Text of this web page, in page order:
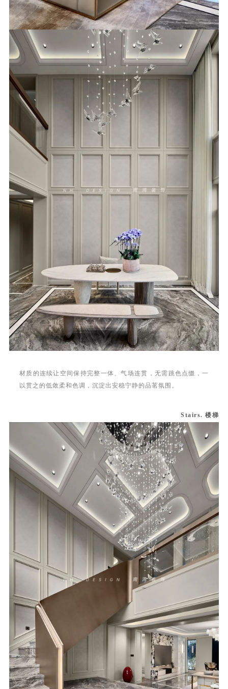
材质的连续让空间保持完整一体、气场连贯，无需跳色点缀，一
以贯之的低敛柔和色调，沉淀出安稳宁静的品茗氛围。
Stairs. 楼梯